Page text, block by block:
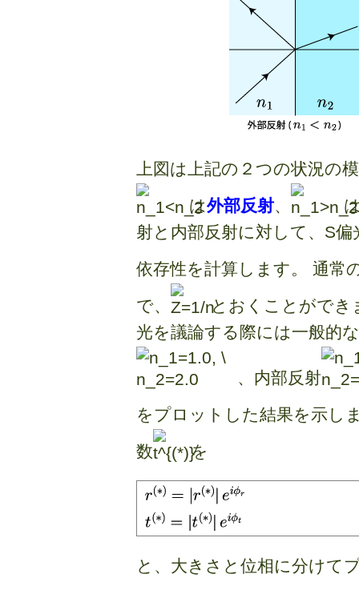
上図は上記の２つの状況の
は外部反射、
射と内部反射に対して、S
依存性を計算します。 通常
で、
とおくことができ
光を議論する際には一般的
、内部反射
をプロットした結果を示し
数
を
と、大きさと位相に分けて